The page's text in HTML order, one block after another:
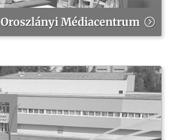
Oroszlányi Médiacentrum